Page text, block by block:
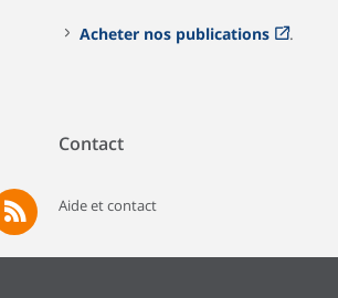
Acheter nos publications .
Contact
Aide et contact